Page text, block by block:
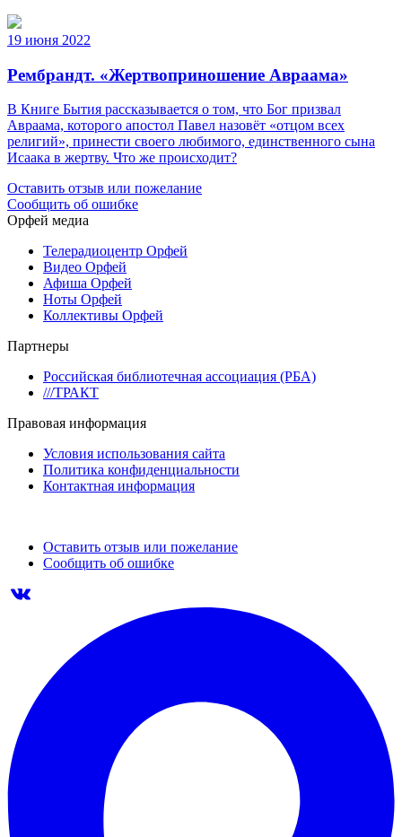
19 июня 2022
Рембрандт. «Жертвоприношение Авраама»
В Книге Бытия рассказывается о том, что Бог призвал
Авраама, которого апостол Павел назовёт «отцом всех
религий», принести своего любимого, единственного сына
Исаака в жертву. Что же происходит?
Оставить отзыв или пожелание
Сообщить об ошибке
Орфей медиа
Телерадиоцентр Орфей
Видео Орфей
Афиша Орфей
Ноты Орфей
Коллективы Орфей
Партнеры
Российская библиотечная ассоциация (РБА)
///ТРАКТ
Правовая информация
Условия использования сайта
Политика конфиденциальности
Контактная информация
Оставить отзыв или пожелание
Сообщить об ошибке